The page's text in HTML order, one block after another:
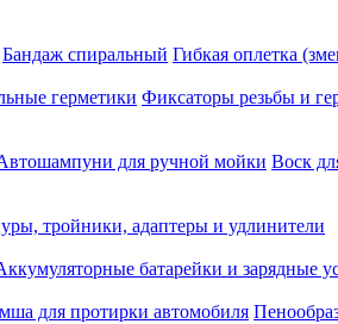
Бандаж спиральный Гибкая оплетка
герметики Фиксаторы резьбы и
для ручной мойки Воск
тройники, адаптеры и удлинители
батарейки и зарядные
для протирки автомобиля